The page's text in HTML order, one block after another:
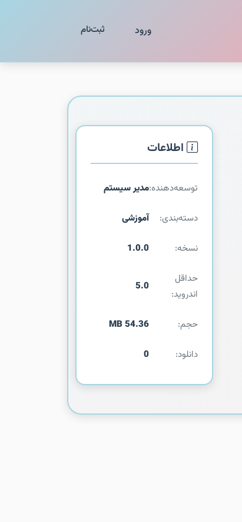
ورود ثبت‌نام
اطلاعات
توسعه‌دهنده:مدیر سیستم
دسته‌بندی: آموزشی
نسخه: 1.0.0
حداقل
اندروید:
5.0
حجم: 54.36 MB
دانلود: 0